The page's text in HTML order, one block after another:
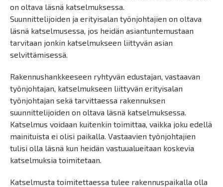
on oltava läsnä katselmuksessa.
Suunnittelijoiden ja erityisalan työnjohtajien on oltava
läsnä katselmusessa, jos heidän asiantuntemustaan
tarvitaan jonkin katselmukseen liittyvän asian
selvittämisessä.
Rakennushankkeeseen ryhtyvän edustajan, vastaavan
työnjohtajan, katselmukseen liittyvän erityisalan
työnjohtajan sekä tarvittaessa rakennuksen
suunnittelijoiden on oltava läsnä katselmuksessa.
Katselmus voidaan kuitenkin toimittaa, vaikka joku edellä
mainituista ei olisi paikalla. Vastaavien työnjohtajien
tulisi olla läsnä kun heidän vastuualueitaan koskevia
katselmuksia toimitetaan.
Katselmusta toimitettaessa tulee rakennuspaikalla olla